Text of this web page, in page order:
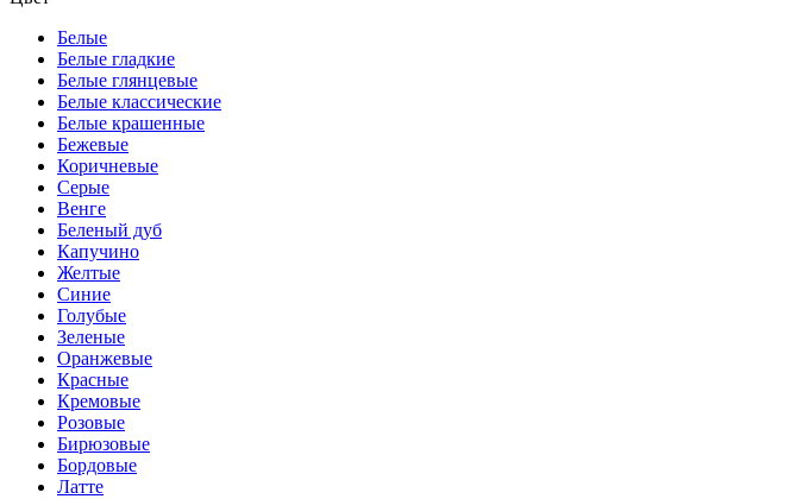
Белые
Белые гладкие
Белые глянцевые
Белые классические
Белые крашенные
Бежевые
Коричневые
Серые
Венге
Беленый дуб
Капучино
Желтые
Синие
Голубые
Зеленые
Оранжевые
Красные
Кремовые
Розовые
Бирюзовые
Бордовые
Латте